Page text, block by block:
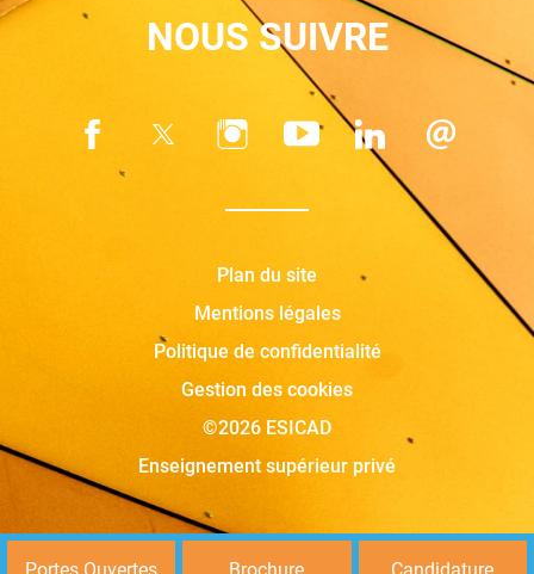
NOUS SUIVRE
Plan du site
Mentions légales
Politique de confidentialité
Gestion des cookies
©2026 ESICAD
Enseignement supérieur privé
Portes Ouvertes Brochure Candidature